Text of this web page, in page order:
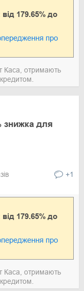
179.65% до
про
Каса, отримають
знижка для
+1
179.65% до
про
Каса, отримають